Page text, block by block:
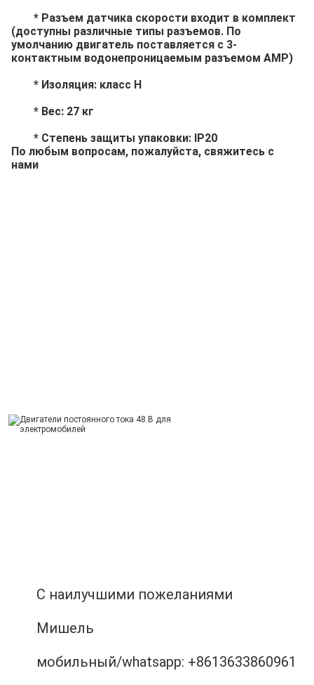
(доступны различные типы разъемов. По
умолчанию двигатель поставляется с 3-
контактным водонепроницаемым разъемом AMP)
	* Изоляция: класс H
	* Вес: 27 кг
	* Степень защиты упаковки: IP20
По любым вопросам, пожалуйста, свяжитесь с
нами
	С наилучшими пожеланиями
	Мишель
	мобильный/whatsapp: +8613633860961